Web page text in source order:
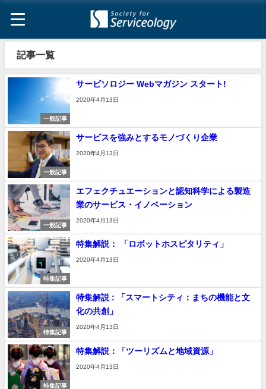
記事一覧
一般記事
サービソロジー Webマガジン スタート!
2020年4月13日
一般記事
サービスを強みとするモノづくり企業
2020年4月13日
一般記事
エフェクチュエーションと認知科学による製造
業のサービス・イノベーション
2020年4月13日
特集記事
特集解説： 「ロボットホスピタリティ」
2020年4月13日
特集記事
特集解説 : 「スマートシティ：まちの機能と文
化の共創」
2020年4月13日
特集記事
特集解説：「ツーリズムと地域資源」
2020年4月13日